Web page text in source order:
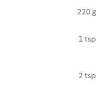
220 g
1 tsp
2 tsp